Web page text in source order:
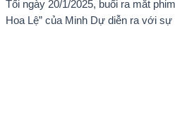
Tối ngày 20/1/2025, buổi ra mắt
Hoa Lệ” của Minh Dự diễn ra với